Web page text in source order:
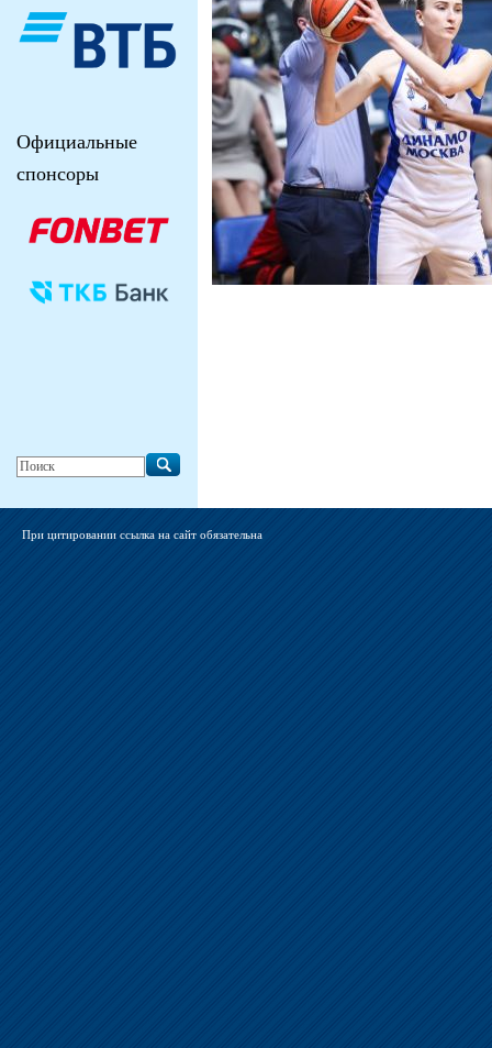
Официальные
спонсоры
При цитировании ссылка на сайт обязательна